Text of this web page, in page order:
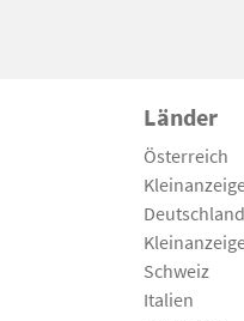
Länder
Österreich
Deutschland
Schweiz
Italien